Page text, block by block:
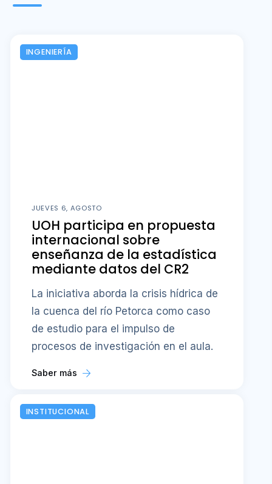
INGENIERÍA
JUEVES 6, AGOSTO
UOH participa en propuesta
internacional sobre
enseñanza de la estadística
mediante datos del CR2
La iniciativa aborda la crisis hídrica de
la cuenca del río Petorca como caso
de estudio para el impulso de
procesos de investigación en el aula.
Saber más
INSTITUCIONAL